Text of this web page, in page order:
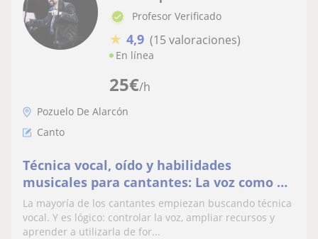
25€/h
Profesor Verificado
★ 4,9 (15 valoraciones)
En línea
Pozuelo De Alarcón
Canto
Técnica vocal, oído y habilidades
musicales para cantantes: La voz como un
todo
La mayoría de los cantantes empiezan buscando técnica
vocal. Y es lógico: controlar la voz, ampliar recursos y
aprender a utilizarla de for...